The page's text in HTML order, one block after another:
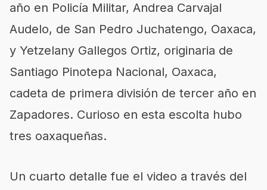
año en Policía Militar, Andrea Carvajal
Audelo, de San Pedro Juchatengo, Oaxaca,
y Yetzelany Gallegos Ortiz, originaria de
Santiago Pinotepa Nacional, Oaxaca,
cadeta de primera división de tercer año en
Zapadores. Curioso en esta escolta hubo
tres oaxaqueñas.
Un cuarto detalle fue el video a través del